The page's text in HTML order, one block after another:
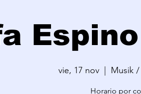
vie, 17 nov
  |
Musik /
Horario por